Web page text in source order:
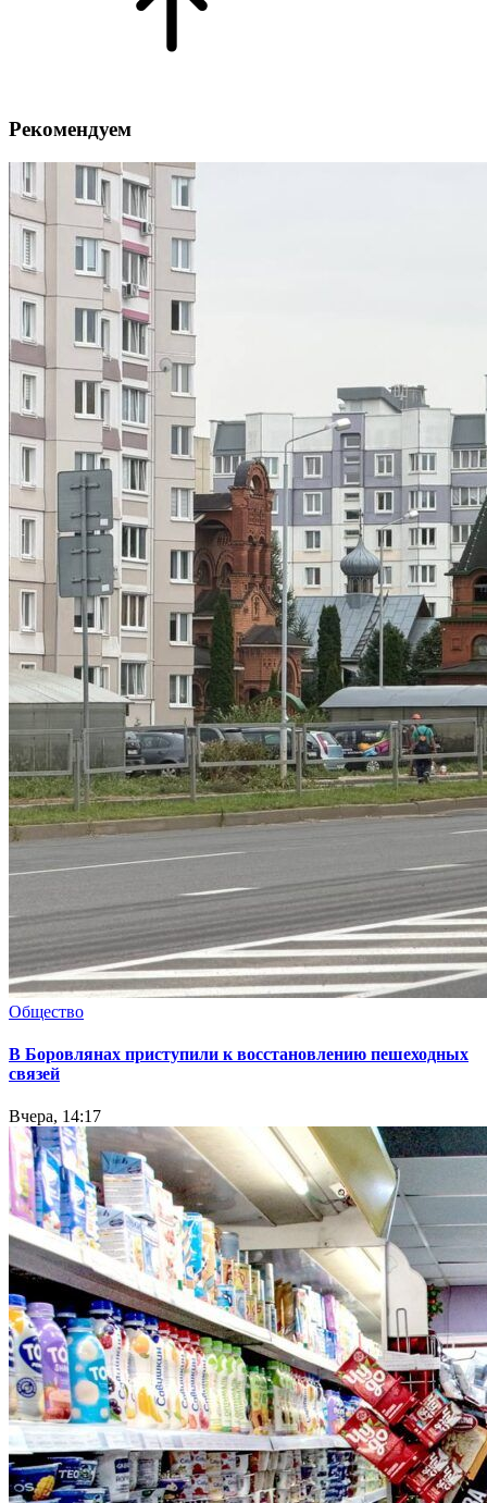
Рекомендуем
Общество
В Боровлянах приступили к восстановлению пешеходных
связей
Вчера, 14:17